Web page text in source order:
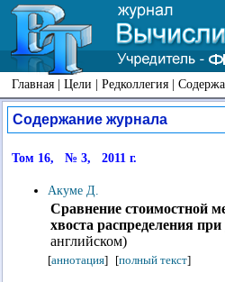
Главная | Цели | Редколлегия |
Содержание журнала
Том 16, № 3, 2011 г.
Акуме Д.
Сравнение стоимостной
хвоста распределения
английском)
[аннотация] [полный текст]